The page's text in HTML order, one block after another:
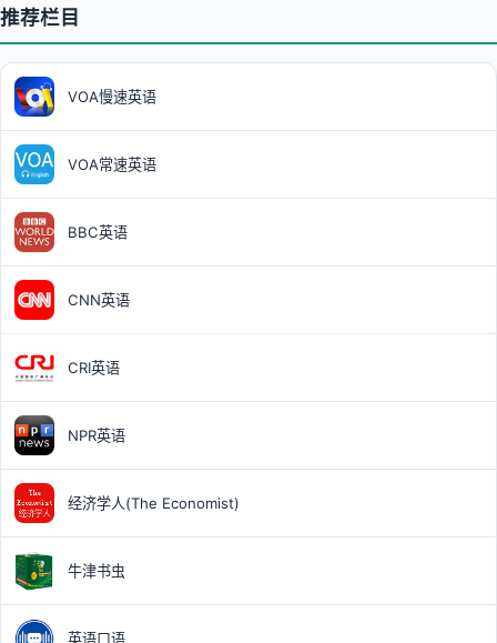
推荐栏目
VOA慢速英语
VOA常速英语
BBC英语
CNN英语
CRI英语
NPR英语
经济学人(The Economist)
牛津书虫
英语口语